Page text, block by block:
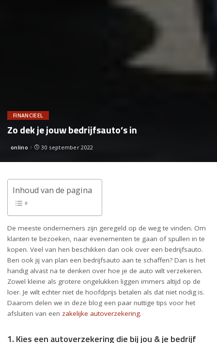
FINANCIEEL
Zo dek je jouw bedrijfsauto’s in
Posted
onlino 30 september 2022
Inhoud van de pagina
De meeste ondernemers zijn geregeld op de weg te vinden. Om
klanten te bezoeken, naar evenementen te gaan of spullen in te
kopen. Veel van hen beschikken dan ook over een bedrijfsauto.
Ben ook jij van plan een bedrijfsauto aan te schaffen? Dan is het
handig alvast na te denken over hoe je de auto wilt verzekeren.
Zowel kleine als grotere ongelukken liggen immers altijd op de
loer. Je wilt echter niet de hoofdprijs betalen als dat niet nodig is.
Daarom delen we in deze blog een paar nuttige tips voor het
afsluiten van een zakelijke autoverzekering.
1. Kies een autoverzekering die bij jou & je bedrijf